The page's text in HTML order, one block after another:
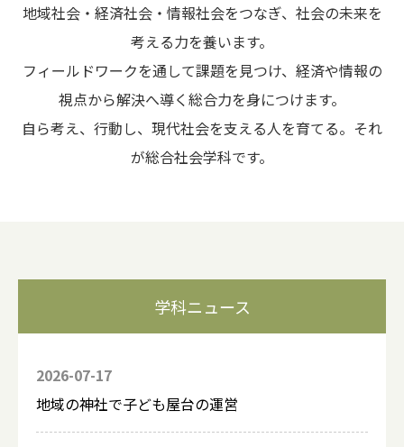
地域社会・経済社会・情報社会をつなぎ、社会の未来を
考える力を養います。
フィールドワークを通して課題を見つけ、経済や情報の
視点から解決へ導く総合力を身につけます。
自ら考え、行動し、現代社会を支える人を育てる。それ
が総合社会学科です。
学科ニュース
2026-07-17
地域の神社で子ども屋台の運営